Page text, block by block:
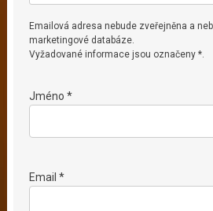
Emailová adresa nebude zveřejněna a
marketingové databáze.
Vyžadované informace jsou označeny *.
Jméno *
Email *